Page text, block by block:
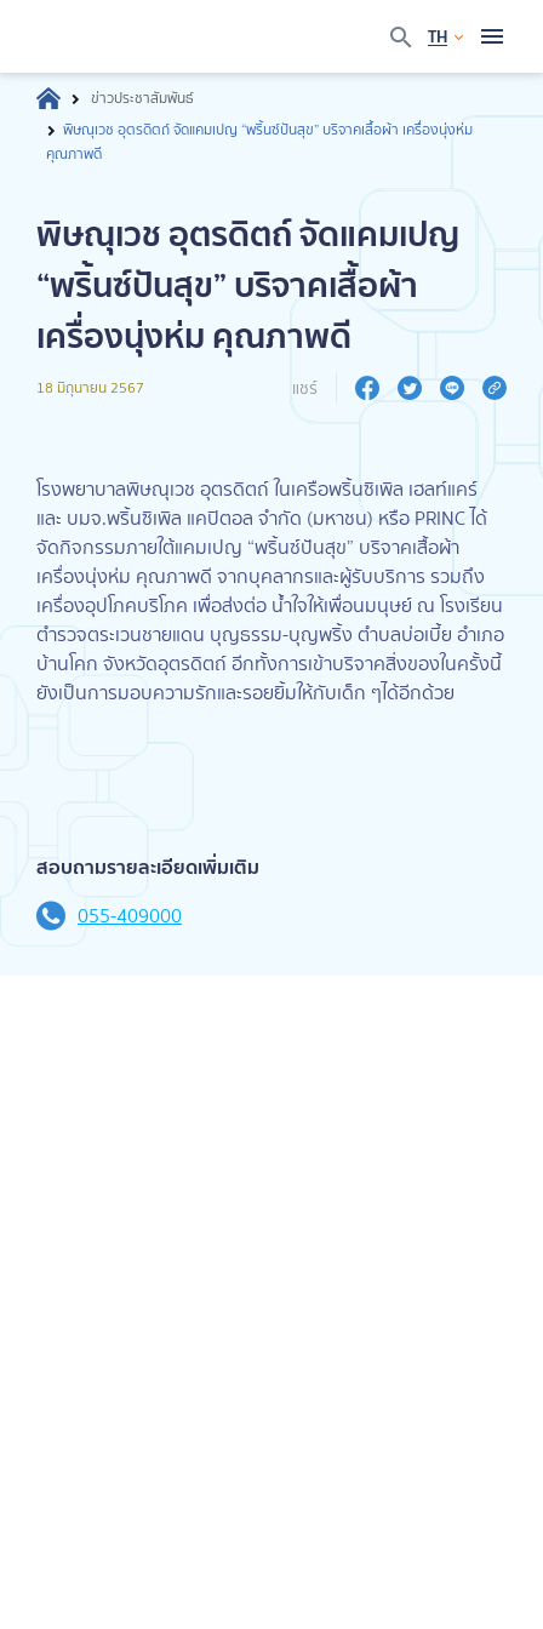
TH
ข่าวประชาสัมพันธ์
พิษณุเวช อุตรดิตถ์ จัดแคมเปญ “พริ้นซ์ปันสุข” บริจาคเสื้อผ้า เครื่องนุ่งห่ม
คุณภาพดี
พิษณุเวช อุตรดิตถ์ จัดแคมเปญ
“พริ้นซ์ปันสุข” บริจาคเสื้อผ้า
เครื่องนุ่งห่ม คุณภาพดี
18 มิถุนายน 2567 แชร์
โรงพยาบาลพิษณุเวช อุตรดิตถ์ ในเครือพริ้นซิเพิล เฮลท์แคร์
และ บมจ.พริ้นซิเพิล แคปิตอล จำกัด (มหาชน) หรือ PRINC ได้
จัดกิจกรรมภายใต้แคมเปญ “พริ้นซ์ปันสุข” บริจาคเสื้อผ้า
เครื่องนุ่งห่ม คุณภาพดี จากบุคลากรและผู้รับบริการ รวมถึง
เครื่องอุปโภคบริโภค เพื่อส่งต่อ น้ำใจให้เพื่อนมนุษย์ ณ โรงเรียน
ตำรวจตระเวนชายแดน บุญธรรม-บุญพริ้ง ตำบลบ่อเบี้ย อำเภอ
บ้านโคก จังหวัดอุตรดิตถ์ อีกทั้งการเข้าบริจาคสิ่งของในครั้งนี้
ยังเป็นการมอบความรักและรอยยิ้มให้กับเด็ก ๆได้อีกด้วย
สอบถามรายละเอียดเพิ่มเติม
055-409000